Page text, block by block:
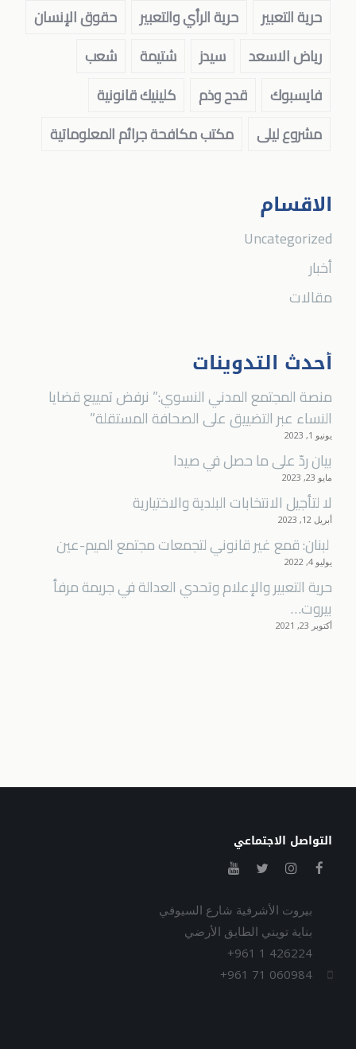
حرية التعبير
حرية الرأي والتعبير
حقوق الإنسان
رياض الاسعد
سيدز شتيمة
شعب
فايسبوك
قدح وذم
كلينيك قانونية
مشروع ليلى
مكتب مكافحة جرائم المعلوماتية
الاقسام
Uncategorized
أخبار
مقالات
أحدث التدوينات
منصة المجتمع المدني النسوي:” نرفض تمييع قضايا
النساء عبر التضييق على الصحافة المستقلة”
يونيو 1, 2023
بيان ردّ على ما حصل في صيدا
مايو 23, 2023
لا لتأجيل الانتخابات البلدية والاختيارية
أبريل 12, 2023
لبنان: قمع غير قانوني لتجمعات مجتمع الميم-عين
يوليو 4, 2022
ﺣﺮﯾﺔ اﻟﺘﻌﺒﯿﺮ واﻹﻋﻼم وﺗﺤﺪي اﻟﻌﺪاﻟﺔ ﻓﻲ ﺟﺮﯾﻤﺔ ﻣﺮﻓﺄ
ﺑﯿﺮوت…
أكتوبر 23, 2021
التواصل الاجتماعي
بيروت الأشرفية شارع السيوفي
بناية تويني الطابق الأرضي
+961 1 426224
+961 71 060984